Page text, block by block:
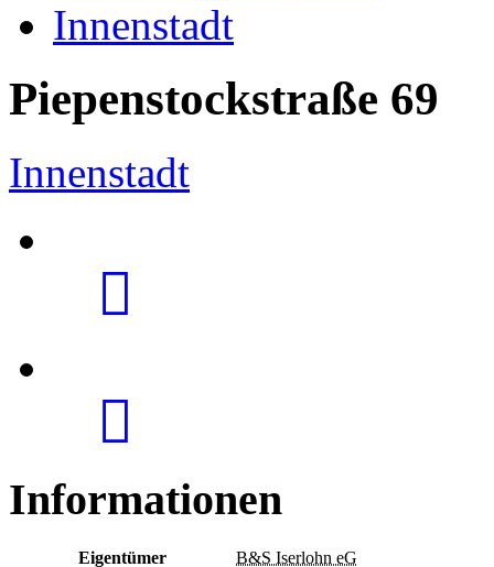
Innenstadt
Piepenstockstraße 69
Innenstadt
Informationen
Eigentümer
B&S Iserlohn eG